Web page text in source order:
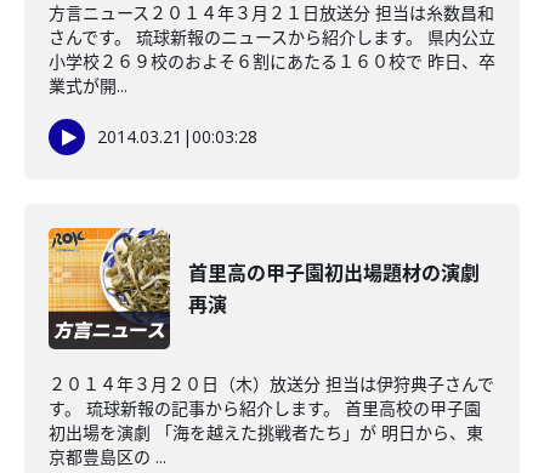
方言ニュース２０１４年３月２１日放送分 担当は糸数昌和
さんです。 琉球新報のニュースから紹介します。 県内公立
小学校２６９校のおよそ６割にあたる１６０校で 昨日、卒
業式が開...
2014.03.21 |00:03:28
首里高の甲子園初出場題材の演劇
再演
２０１４年３月２０日（木）放送分 担当は伊狩典子さんで
す。 琉球新報の記事から紹介します。 首里高校の甲子園
初出場を演劇 「海を越えた挑戦者たち」が 明日から、東
京都豊島区の ...